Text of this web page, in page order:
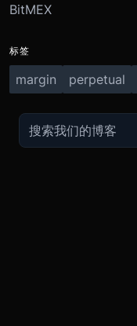
BitMEX
标签
margin perpetual